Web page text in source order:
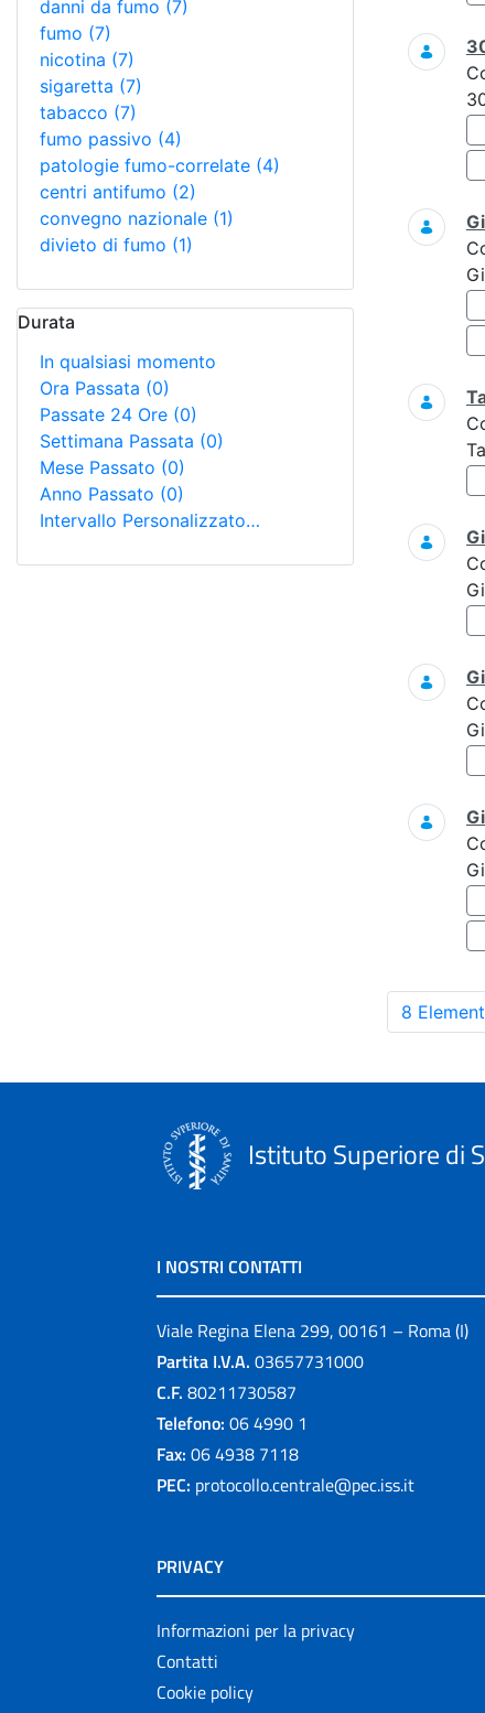
danni da fumo (7)
fumo (7)
nicotina (7)
sigaretta (7)
tabacco (7)
fumo passivo (4)
patologie fumo-correlate (4)
centri antifumo (2)
convegno nazionale (1)
divieto di fumo (1)
Durata
In qualsiasi momento
Ora Passata (0)
Passate 24 Ore (0)
Settimana Passata (0)
Mese Passato (0)
Anno Passato (0)
Intervallo Personalizzato…
8
Istituto Superiore di
I NOSTRI CONTATTI
Viale Regina Elena 299, 00161 – Roma (I)
Partita I.V.A. 03657731000
C.F. 80211730587
Telefono: 06 4990 1
Fax: 06 4938 7118
PEC: protocollo.centrale@pec.iss.it
PRIVACY
Informazioni per la privacy
Contatti
Cookie policy